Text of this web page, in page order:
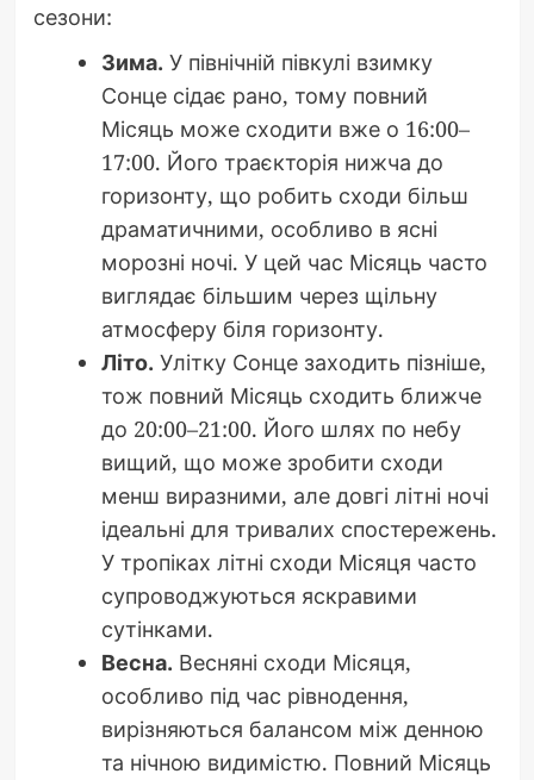
сезони:
Зима. У північній півкулі взимку
Сонце сідає рано, тому повний
Місяць може сходити вже о 16:00–
17:00. Його траєкторія нижча до
горизонту, що робить сходи більш
драматичними, особливо в ясні
морозні ночі. У цей час Місяць часто
виглядає більшим через щільну
атмосферу біля горизонту.
Літо. Улітку Сонце заходить пізніше,
тож повний Місяць сходить ближче
до 20:00–21:00. Його шлях по небу
вищий, що може зробити сходи
менш виразними, але довгі літні ночі
ідеальні для тривалих спостережень.
У тропіках літні сходи Місяця часто
супроводжуються яскравими
сутінками.
Весна. Весняні сходи Місяця,
особливо під час рівнодення,
вирізняються балансом між денною
та нічною видимістю. Повний Місяць